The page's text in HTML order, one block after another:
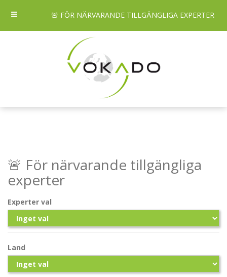
🚨 FÖR NÄRVARANDE TILLGÄNGLIGA EXPERTER
🚨 För närvarande tillgängliga
experter
Experter val
Land